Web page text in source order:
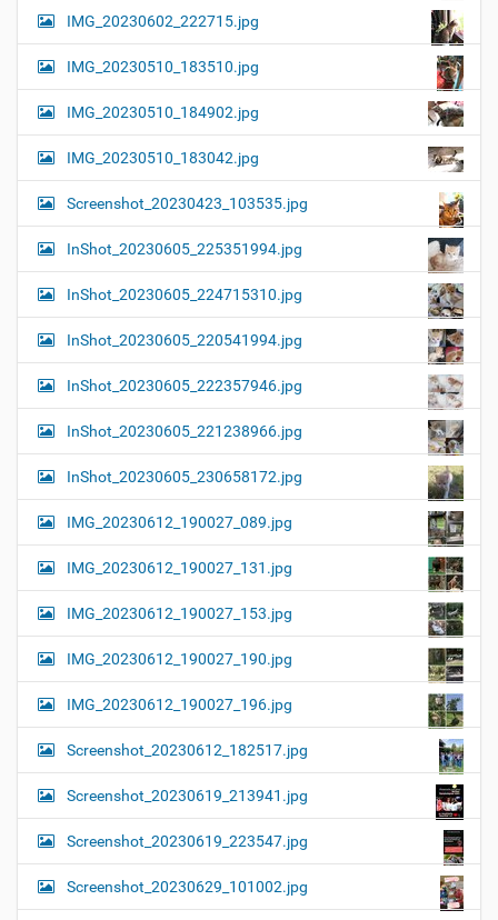
IMG_20230602_222715.jpg
IMG_20230510_183510.jpg
IMG_20230510_184902.jpg
IMG_20230510_183042.jpg
Screenshot_20230423_103535.jpg
InShot_20230605_225351994.jpg
InShot_20230605_224715310.jpg
InShot_20230605_220541994.jpg
InShot_20230605_222357946.jpg
InShot_20230605_221238966.jpg
InShot_20230605_230658172.jpg
IMG_20230612_190027_089.jpg
IMG_20230612_190027_131.jpg
IMG_20230612_190027_153.jpg
IMG_20230612_190027_190.jpg
IMG_20230612_190027_196.jpg
Screenshot_20230612_182517.jpg
Screenshot_20230619_213941.jpg
Screenshot_20230619_223547.jpg
Screenshot_20230629_101002.jpg